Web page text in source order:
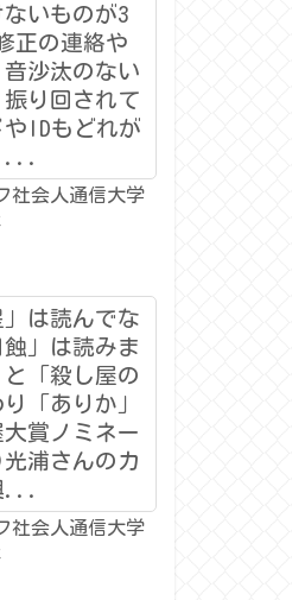
いものが3
正の連絡や
沙汰のない
り回されて
IDもどれが
...
社会人通信大学
は読んでな
」は読みま
「殺し屋の
「ありか」
賞ノミネー
浦さんのカ
...
社会人通信大学